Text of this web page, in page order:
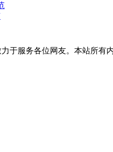
于服务各位网友。本站所